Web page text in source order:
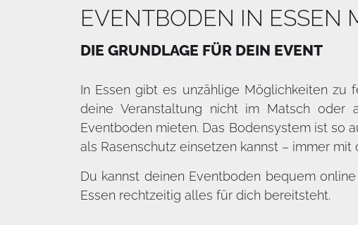
EVENTBODEN IN ESSEN
DIE GRUNDLAGE FÜR DEIN EVENT
In Essen gibt es unzählige Möglichkeiten zu
deine Veranstaltung nicht im Matsch oder
Eventboden mieten. Das Bodensystem ist so
als Rasenschutz einsetzen kannst – immer
Du kannst deinen Eventboden bequem
Essen rechtzeitig alles für dich bereitsteht.